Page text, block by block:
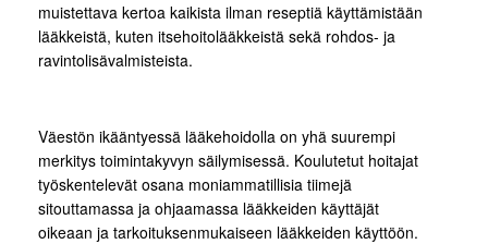
muistettava kertoa kaikista ilman reseptiä käyttämistään
lääkkeistä, kuten itsehoitolääkkeistä sekä rohdos- ja
ravintolisävalmisteista.
Väestön ikääntyessä lääkehoidolla on yhä suurempi
merkitys toimintakyvyn säilymisessä. Koulutetut hoitajat
työskentelevät osana moniammatillisia tiimejä
sitouttamassa ja ohjaamassa lääkkeiden käyttäjät
oikeaan ja tarkoituksenmukaiseen lääkkeiden käyttöön.